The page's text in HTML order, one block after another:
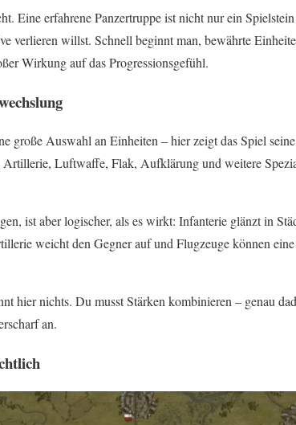
Eine erfahrene Panzertruppe ist nicht nur ein
verlieren willst. Schnell beginnt man, bewährte
Wirkung auf das Progressionsgefühl.
große Auswahl an Einheiten – hier zeigt das Spiel
Artillerie, Luftwaffe, Flak, Aufklärung und weitere
ist aber logischer, als es wirkt: Infanterie glänzt in
weicht den Gegner auf und Flugzeuge können
hier nichts. Du musst Stärken kombinieren – genau
an.